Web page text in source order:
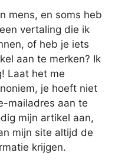
mens, en soms heb
vertaling die ik
of heb je iets
aan te merken? Ik
Laat het me
je hoeft niet
mailadres aan te
mijn artikel aan,
mijn site altijd de
krijgen.